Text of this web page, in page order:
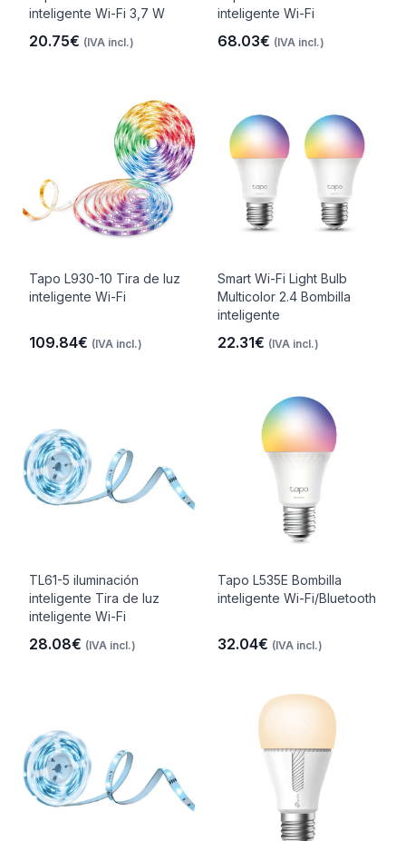
inteligente Wi-Fi 3,7 W
20.75€ (IVA incl.)
inteligente Wi-Fi
68.03€ (IVA incl.)
Tapo L930-10 Tira de luz
inteligente Wi-Fi
109.84€ (IVA incl.)
Smart Wi-Fi Light Bulb
Multicolor 2.4 Bombilla
inteligente
22.31€ (IVA incl.)
TL61-5 iluminación
inteligente Tira de luz
inteligente Wi-Fi
28.08€ (IVA incl.)
Tapo L535E Bombilla
inteligente Wi-Fi/Bluetooth
32.04€ (IVA incl.)